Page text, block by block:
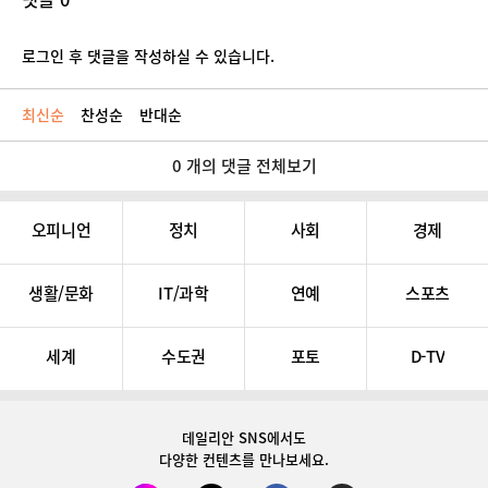
로그인 후 댓글을 작성하실 수 있습니다.
최신순 찬성순 반대순
0 개의 댓글 전체보기
오피니언 정치 사회 경제
생활/문화 IT/과학 연예 스포츠
세계 수도권 포토 D-TV
데일리안 SNS에서도
다양한 컨텐츠를 만나보세요.